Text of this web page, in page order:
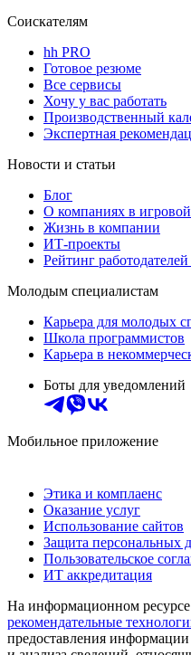
Соискателям
hh PRO
Готовое резюме
Все сервисы
Хочу у вас работать
Производственный
Экспертная
Новости и статьи
Блог
О компаниях в
Жизнь в компании
ИТ-проекты
Рейтинг
Молодым специалистам
Карьера для молодых
Школа программистов
Карьера в
Боты для уведомлений
Мобильное приложение
Этика и комплаенс
Оказание услуг
Использование сайтов
Защита персональных
Пользовательское
ИТ аккредитация
На информационном
рекомендательные
предоставления информации